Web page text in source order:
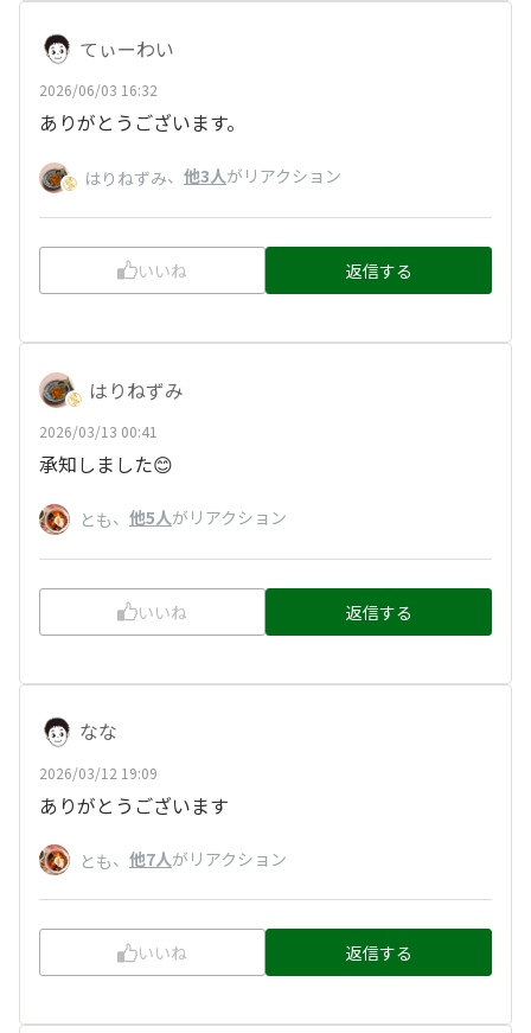
てぃーわい
2026/06/03 16:32
ありがとうございます。
はりねずみ、 他3人がリアクション
いいね 返信する
はりねずみ
2026/03/13 00:41
承知しました😊
とも、 他5人がリアクション
いいね 返信する
なな
2026/03/12 19:09
ありがとうございます
とも、 他7人がリアクション
いいね 返信する